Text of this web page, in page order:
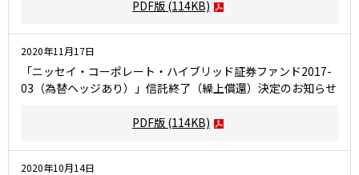
PDF版 (114KB)
2020年11月17日
「ニッセイ・コーポレート・ハイブリッド証券ファンド2017-
03（為替ヘッジあり）」信託終了（繰上償還）決定のお知らせ
PDF版 (114KB)
2020年10月14日